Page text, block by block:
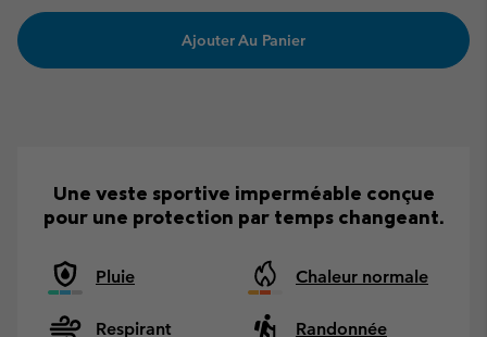
Ajouter Au Panier
Une veste sportive imperméable conçue
pour une protection par temps changeant.
Pluie Chaleur normale
Respirant
Randonnée